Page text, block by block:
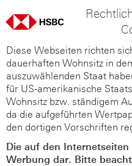
Diese Webseiten richten
dauerhaften Wohnsitz in
auszuwählenden Staat
für US-amerikanische
Wohnsitz bzw. ständigem
da die aufgeführten
den dortigen Vorschriften
Die auf den
Werbung dar. Bitte